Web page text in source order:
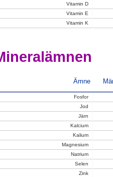
Vitamin D
Vitamin E
Vitamin K
Ämne
Fosfor
Jod
Järn
Kalcium
Kalium
Magnesium
Natrium
Selen
Zink